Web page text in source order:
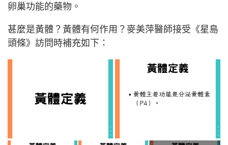
卵巢功能的藥物。
甚麼是黃體？黃體有何作用？麥美萍醫師接受《星島
頭條》訪問時補充如下：